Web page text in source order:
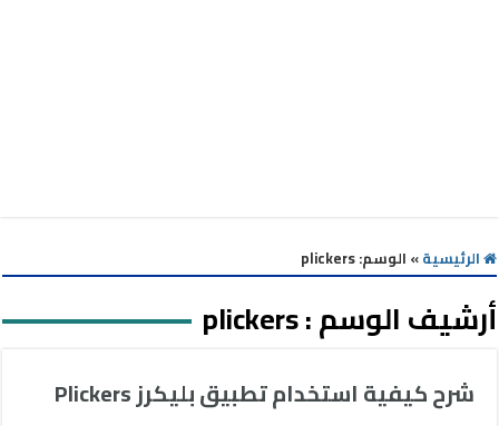
الرئيسية» الوسم:plickers
أرشيف الوسم :plickers
شرح كيفية استخدام تطبيق بليكرز Plickers